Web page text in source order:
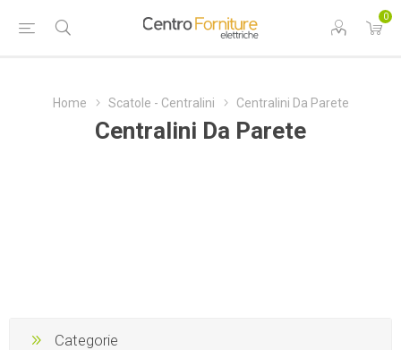
0
Home Scatole - Centralini Centralini Da Parete
Centralini Da Parete
Categorie